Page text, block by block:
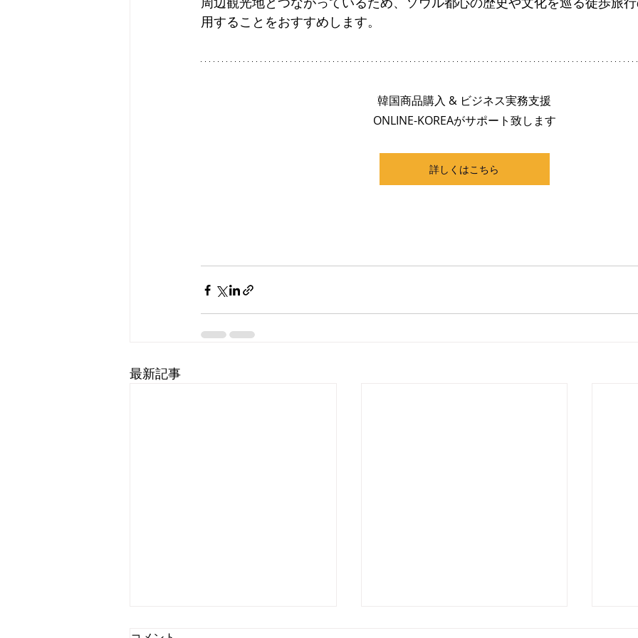
用することをおすすめします。
韓国商品購入 & ビジネス実務支援
ONLINE-KOREAがサポート致します
詳しくはこちら
最新記事